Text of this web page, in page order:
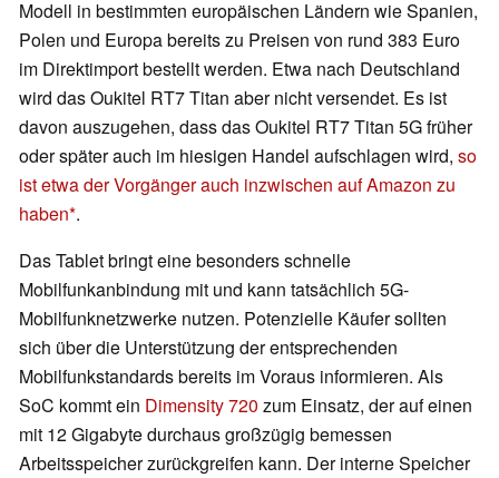
Modell in bestimmten europäischen Ländern wie Spanien,
Polen und Europa bereits zu Preisen von rund 383 Euro
im Direktimport bestellt werden. Etwa nach Deutschland
wird das Oukitel RT7 Titan aber nicht versendet. Es ist
davon auszugehen, dass das Oukitel RT7 Titan 5G früher
oder später auch im hiesigen Handel aufschlagen wird, so
ist etwa der Vorgänger auch inzwischen auf Amazon zu
haben .
Das Tablet bringt eine besonders schnelle
Mobilfunkanbindung mit und kann tatsächlich 5G-
Mobilfunknetzwerke nutzen. Potenzielle Käufer sollten
sich über die Unterstützung der entsprechenden
Mobilfunkstandards bereits im Voraus informieren. Als
SoC kommt ein Dimensity 720 zum Einsatz, der auf einen
mit 12 Gigabyte durchaus großzügig bemessen
Arbeitsspeicher zurückgreifen kann. Der interne Speicher